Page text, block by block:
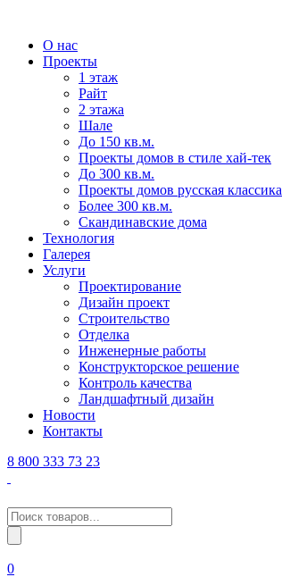
О нас
Проекты
1 этаж
Райт
2 этажа
Шале
До 150 кв.м.
Проекты домов в стиле хай-тек
До 300 кв.м.
Проекты домов русская классика
Более 300 кв.м.
Скандинавские дома
Технология
Галерея
Услуги
Проектирование
Дизайн проект
Строительство
Отделка
Инженерные работы
Конструкторское решение
Контроль качества
Ландшафтный дизайн
Новости
Контакты
8 800 333 73 23
Поиск
товаров
0